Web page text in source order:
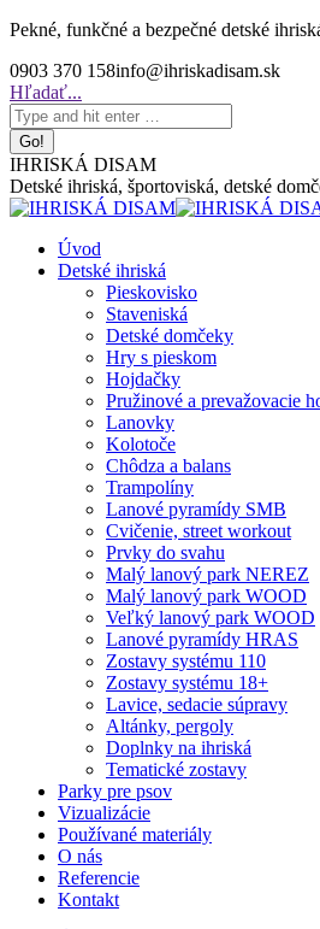
Skip
content
Pekné, funkčné a bezpečné detské
0903 370 158info@ihriskadisam.sk
Search:
Hľadať...
IHRISKÁ DISAM
Detské ihriská, športoviská, detské
Úvod
Detské ihriská
Pieskovisko
Staveniská
Detské domčeky
Hry s pieskom
Hojdačky
Pružinové a prevažovacie
Lanovky
Kolotoče
Chôdza a balans
Trampolíny
Lanové pyramídy SMB
Cvičenie, street workout
Prvky do svahu
Malý lanový park NEREZ
Malý lanový park WOOD
Veľký lanový park WOOD
Lanové pyramídy HRAS
Zostavy systému 110
Zostavy systému 18+
Lavice, sedacie súpravy
Altánky, pergoly
Doplnky na ihriská
Tematické zostavy
Parky pre psov
Vizualizácie
Používané materiály
O nás
Referencie
Kontakt